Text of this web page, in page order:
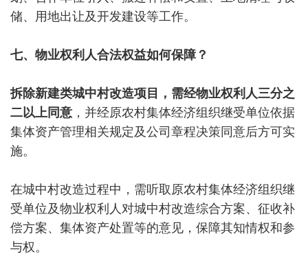
储、用地出让及开发建设等工作。
七、物业权利人合法权益如何保障？
拆除新建类城中村改造项目，需经物业权利人三分之
二以上同意 ，并经原农村集体经济组织继受单位依据
集体资产管理相关规定及公司章程决策同意后方可实
施。
在城中村改造过程中，需听取原农村集体经济组织继
受单位及物业权利人对城中村改造综合方案、征收补
偿方案、集体资产处置等的意见，保障其知情权和参
与权。